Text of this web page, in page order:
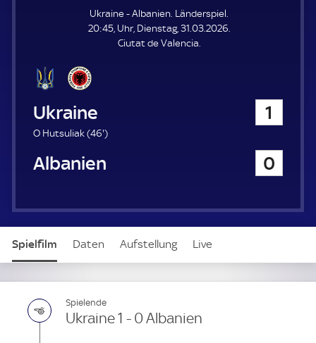
E
L
E
N
Ukraine - Albanien. Länderspiel.
20:45, Uhr, Dienstag, 31.03.2026.
Ciutat de Valencia.
Ukraine 1
O Hutsuliak (46'4
.
e
)
Albanien 0
Spielfilm Daten Aufstellung Live
Spielende
Ukraine 1 - 0 Albanien